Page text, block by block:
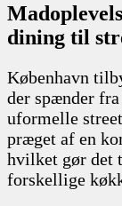
dining til
København
der spænder
uformelle
præget af en
hvilket gør det
forskellige